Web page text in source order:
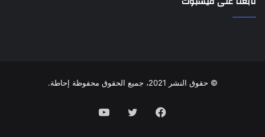
© حقوق النشر 2021، جميع الحقوق محفوظة إحاطة.
فيسبوك تويتر يوتيوب